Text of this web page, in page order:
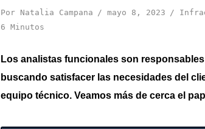
Por Natalia Campana mayo 8, 2023
6 Minutos
Los analistas funcionales son
buscando satisfacer las necesidades del
equipo técnico. Veamos más de cerca el